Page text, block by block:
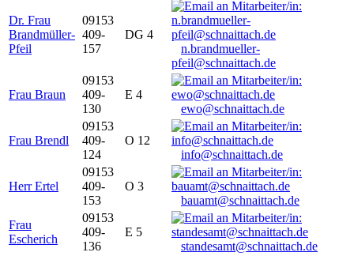
Dr. Frau
Brandmüller-
Pfeil
09153
409-
157
DG 4
n.brandmueller-
pfeil@schnaittach.de
Frau Braun
09153
409-
130
E 4
ewo@schnaittach.de
Frau Brendl
09153
409-
124
O 12
info@schnaittach.de
Herr Ertel
09153
409-
153
O 3
bauamt@schnaittach.de
Frau
Escherich
09153
409-
136
E 5
standesamt@schnaittach.de